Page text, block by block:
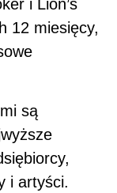
i Lion’s
12 miesięcy,
są
i artyści.